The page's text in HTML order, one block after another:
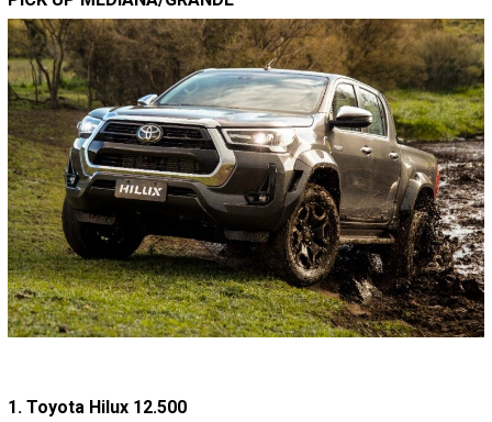
1. Toyota Hilux 12.500